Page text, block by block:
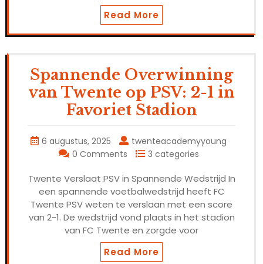
Read More
Spannende Overwinning
van Twente op PSV: 2-1 in
Favoriet Stadion
6 augustus, 2025
twenteacademyyoung
0 Comments
3 categories
Twente Verslaat PSV in Spannende Wedstrijd In
een spannende voetbalwedstrijd heeft FC
Twente PSV weten te verslaan met een score
van 2-1. De wedstrijd vond plaats in het stadion
van FC Twente en zorgde voor
Read More